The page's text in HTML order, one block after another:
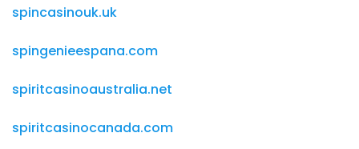
spincasinouk.uk
spingenieespana.com
spiritcasinoaustralia.net
spiritcasinocanada.com